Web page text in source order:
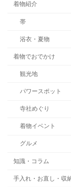
着物紹介
帯
浴衣・夏物
着物でおでかけ
観光地
パワースポット
寺社めぐり
着物イベント
グルメ
知識・コラム
手入れ・お直し・収